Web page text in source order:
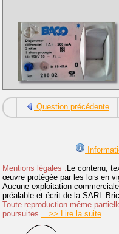
Question précédente
Mentions légales : Le contenu,
œuvre protégée par les lois en
Aucune exploitation
préalable et écrit de la SARL
Toute reproduction même
poursuites. >> Lire la suite